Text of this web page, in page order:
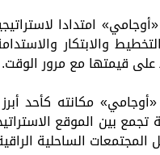
امتدادا
والابتكار
على قيمتها مع مرور الوقت.
مكانته كأحد
تجمع بين الموقع
المجتمعات الساحلية